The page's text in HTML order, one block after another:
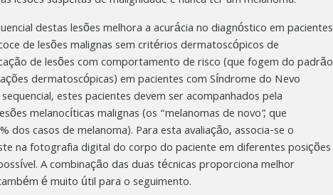
destas lesões melhora a acurácia no diagnóstico em pacientes
de lesões malignas sem critérios dermatoscópicos de
de lesões com comportamento de risco (que fogem do padrão
dermatoscópicas) em pacientes com Síndrome do Nevo
estes pacientes devem ser acompanhados pela
melanocíticas malignas (os “melanomas de novo”, que
casos de melanoma). Para esta avaliação, associa-se o
na fotografia digital do corpo do paciente em diferentes posições
A combinação das duas técnicas proporciona melhor
é muito útil para o seguimento.